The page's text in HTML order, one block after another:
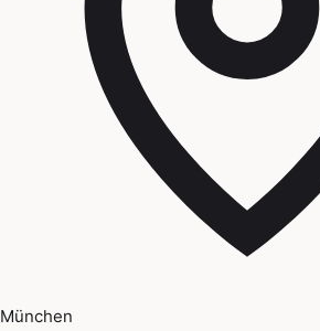
München